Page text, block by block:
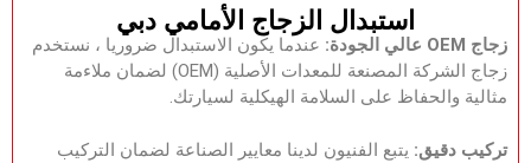
‏استبدال الزجاج الأمامي دبي‏
‏زجاج OEM عالي الجودة:‏‏
عندما يكون الاستبدال ضروريا ، نستخدم
زجاج الشركة المصنعة للمعدات الأصلية (OEM) لضمان ملاءمة
مثالية والحفاظ على السلامة الهيكلية لسيارتك.‏
‏تركيب دقيق: ‏‏ يتبع الفنيون لدينا معايير الصناعة لضمان التركيب